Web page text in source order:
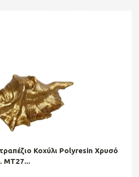
Κοχύλι Polyresin Χρυσό
MT27...